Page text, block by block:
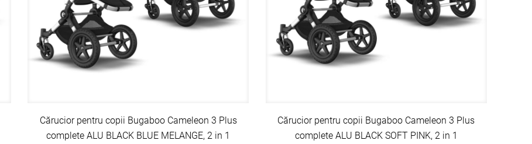
Cărucior pentru copii Bugaboo Cameleon 3 Plus
complete ALU BLACK BLUE MELANGE, 2 in 1
Cărucior pentru copii Bugaboo Cameleon 3 Plus
complete ALU BLACK SOFT PINK, 2 in 1